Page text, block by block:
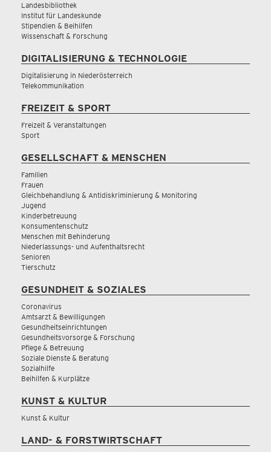
Landesbibliothek
Institut für Landeskunde
Stipendien & Beihilfen
Wissenschaft & Forschung
DIGITALISIERUNG & TECHNOLOGIE
Digitalisierung in Niederösterreich
Telekommunikation
FREIZEIT & SPORT
Freizeit & Veranstaltungen
Sport
GESELLSCHAFT & MENSCHEN
Familien
Frauen
Gleichbehandlung & Antidiskriminierung & Monitoring
Jugend
Kinderbetreuung
Konsumentenschutz
Menschen mit Behinderung
Niederlassungs- und Aufenthaltsrecht
Senioren
Tierschutz
GESUNDHEIT & SOZIALES
Coronavirus
Amtsarzt & Bewilligungen
Gesundheitseinrichtungen
Gesundheitsvorsorge & Forschung
Pflege & Betreuung
Soziale Dienste & Beratung
Sozialhilfe
Beihilfen & Kurplätze
KUNST & KULTUR
Kunst & Kultur
LAND- & FORSTWIRTSCHAFT